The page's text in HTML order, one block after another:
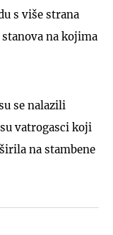
s više strana
na kojima
se nalazili
vatrogasci koji
na stambene